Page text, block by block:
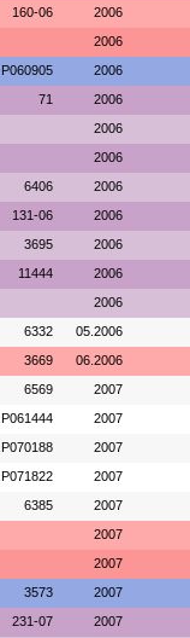
160-06 2006
2006
P060905 2006
71 2006
2006
2006
6406 2006
131-06 2006
3695 2006
11444 2006
2006
6332 05.2006
3669 06.2006
6569 2007
P061444 2007
P070188 2007
P071822 2007
6385 2007
2007
2007
3573 2007
231-07 2007